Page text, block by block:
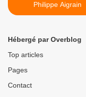
Philippe Aigrain
Hébergé par Overblog
Top articles
Pages
Contact